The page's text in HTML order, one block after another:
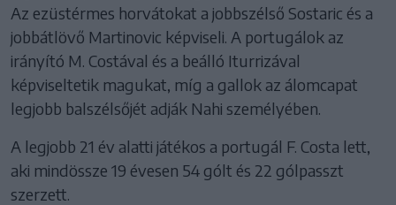
Az ezüstérmes horvátokat a jobbszélső Sostaric és a
jobbátlövő Martinovic képviseli. A portugálok az
irányító M. Costával és a beálló Iturrizával
képviseltetik magukat, míg a gallok az álomcapat
legjobb balszélsőjét adják Nahi személyében.
A legjobb 21 év alatti játékos a portugál F. Costa lett,
aki mindössze 19 évesen 54 gólt és 22 gólpasszt
szerzett.